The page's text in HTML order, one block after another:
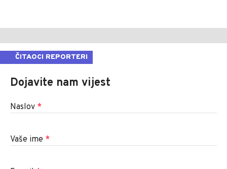
ČITAOCI REPORTERI
Dojavite nam vijest
Naslov *
Vaše ime *